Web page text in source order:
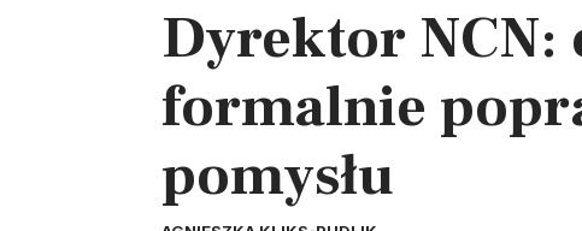
Dyrektor NCN:
formalnie
pomysłu